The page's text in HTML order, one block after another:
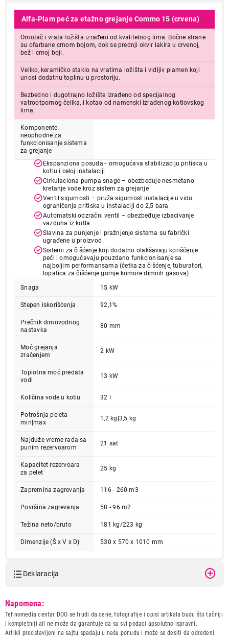
Alfa-Plam peć za etažno grejanje Commo 15 (crvena)
Omotač i vrata ložišta izrađeni od kvalitetnog lima. Bočne strane
su ofarbane crnom bojom, dok se prednji okvir lakira u crvenoj,
bež i crnoj boji.
Veliko, keramičko staklo na vratima ložišta i vidljiv plamen koji
unosi dodatnu toplinu u prostoriju.
Bezbedno i dugotrajno ložište izrađeno od specijalnog
vatrootpornog čelika, i kotao od namenski izrađenog kotlovskog
lima
Komponente
neophodne za
funkcionisanje sistema
za grejanje
Ekspanziona posuda– omogućava stabilizaciju pritiska u
kotlu i celoj instalaciji
Cirkulaciona pumpa snage – obezbeđuje nesmetano
kretanje vode kroz sistem za grejanje
Ventil sigurnosti – pruža sigurnost instalacije u vidu
ograničenja pritiska u instalaciji do 2,5 bara
Automatski odzračni ventil – obezbeđuje izbacivanje
vazduha iz kotla
Slavina za punjenje i pražnjenje sistema su fabrički
ugrađene u proizvod
Sistemi za čišćenje koji dodatno olakšavaju korišćenje
peći i omogućavaju pouzdano funkcionisanje sa
najboljim performansama (četka za čišćenje, tuburatori,
lopatica za čišćenje gornje komore dimnih gasova)
Snaga
15 kW
Stepen iskorišćenja 92,1%
Prečnik dimovodnog
nastavka
80 mm
Moć grejanja
zračenjem
2 kW
Toplotna moć predata
vodi
13 kW
Količina vode u kotlu 32 l
Potrošnja peleta
min|max
1,2 kg|3,5 kg
Najduže vreme rada sa
punim rezervoarom
21 sat
Kapacitet rezervoara
za pelet
25 kg
Zapremina zagrevanja 116 - 260 m3
Površina zagrevanja 58 - 96 m2
Težina neto/bruto 181 kg/223 kg
Dimenzije (Š x V x D) 530 x 570 x 1010 mm
Deklaracija
Naziv i vrsta robe:
KOTAO I PEC ZA CENTRALNO
GREJANJE
Uvoznik:
Srbija
Napomena:
Tehnomedia centar DOO se trudi da cene, fotografije i opisi artikala budu što tačniji
i kompletniji ali ne može da garantuje da su svi podaci apsolutno ispravni.
Artikli predstavljeni na sajtu spadaju u našu ponudu i može se desiti da određeni
KOTLOVI I PEĆI ZA CENTRALNO GREJANJE
ALFA COMMO 15 crvena
Proizvod je dodat u korpu.
Ukupno u korpi:
Nastavi kupovinu
Završi kupovinu